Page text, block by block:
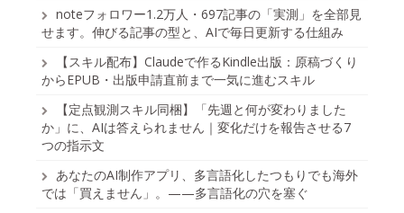
noteフォロワー1.2万人・697記事の「実測」を全部見
せます。伸びる記事の型と、AIで毎日更新する仕組み
【スキル配布】Claudeで作るKindle出版：原稿づくり
からEPUB・出版申請直前まで一気に進むスキル
【定点観測スキル同梱】「先週と何が変わりました
か」に、AIは答えられません｜変化だけを報告させる7
つの指示文
あなたのAI制作アプリ、多言語化したつもりでも海外
では「買えません」。——多言語化の穴を塞ぐ